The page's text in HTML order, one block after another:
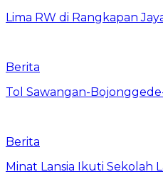
Lima RW di Rangkapan
Berita
Tol Sawangan-
Berita
Minat Lansia Ikuti Sekolah